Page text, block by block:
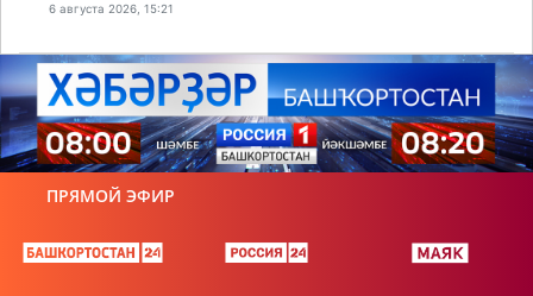
6 августа 2026, 15:21
ПРЯМОЙ ЭФИР